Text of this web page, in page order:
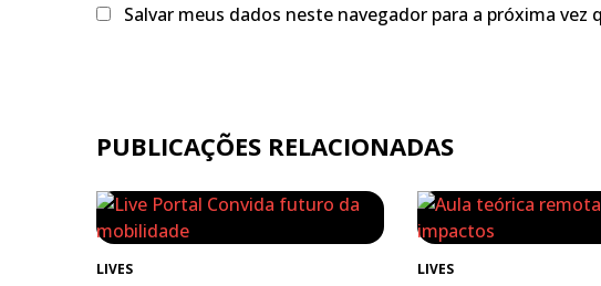
Salvar meus dados neste navegador para a próxima vez
PUBLICAÇÕES RELACIONADAS
LIVES LIVES